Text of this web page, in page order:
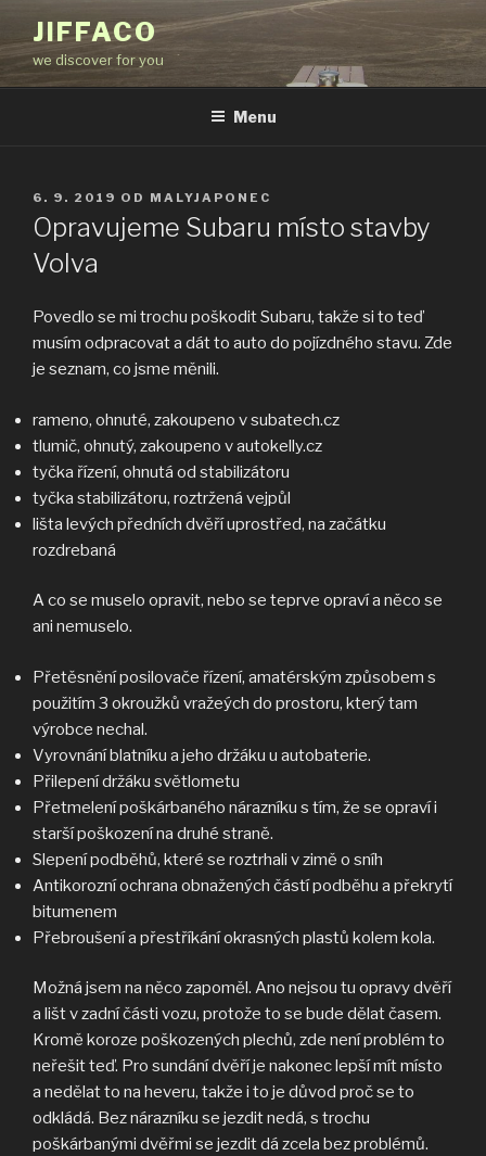
obsahu
webu
JIFFACO
we discover for you
Menu
PUBLIKOVÁNO
6. 9. 2019 OD MALYJAPONEC
Opravujeme Subaru místo stavby
Volva
Povedlo se mi trochu poškodit Subaru, takže si to teď
musím odpracovat a dát to auto do pojízdného stavu. Zde
je seznam, co jsme měnili.
rameno, ohnuté, zakoupeno v subatech.cz
tlumič, ohnutý, zakoupeno v autokelly.cz
tyčka řízení, ohnutá od stabilizátoru
tyčka stabilizátoru, roztržená vejpůl
lišta levých předních dvěří uprostřed, na začátku
rozdrebaná
A co se muselo opravit, nebo se teprve opraví a něco se
ani nemuselo.
Přetěsnění posilovače řízení, amatérským způsobem s
použitím 3 okroužků vražeých do prostoru, který tam
výrobce nechal.
Vyrovnání blatníku a jeho držáku u autobaterie.
Přilepení držáku světlometu
Přetmelení poškárbaného nárazníku s tím, že se opraví i
starší poškození na druhé straně.
Slepení podběhů, které se roztrhali v zimě o sníh
Antikorozní ochrana obnažených částí podběhu a překrytí
bitumenem
Přebroušení a přestříkání okrasných plastů kolem kola.
Možná jsem na něco zapoměl. Ano nejsou tu opravy dvěří
a lišt v zadní části vozu, protože to se bude dělat časem.
Kromě koroze poškozených plechů, zde není problém to
neřešit teď. Pro sundání dvěří je nakonec lepší mít místo
a nedělat to na heveru, takže i to je důvod proč se to
odkládá. Bez nárazníku se jezdit nedá, s trochu
poškárbanými dvěřmi se jezdit dá zcela bez problémů.